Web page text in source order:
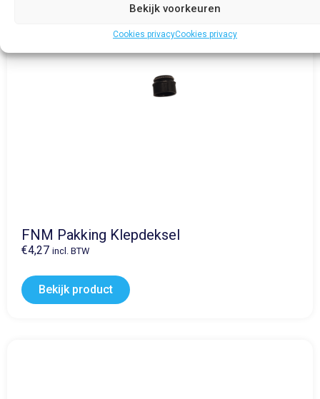
Bekijk voorkeuren
Cookies privacyCookies privacy
FNM Pakking Klepdeksel
€4,27 incl. BTW
Bekijk product